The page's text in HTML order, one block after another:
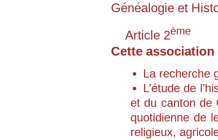
Généalogie et
Article 2ème
Cette
La recherche
L’étude de
et du canton de
quotidienne de
religieux,